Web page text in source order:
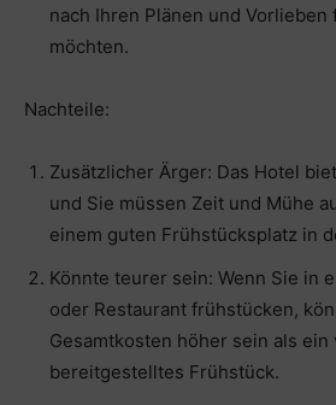
nach Ihren Plänen und Vorlieben
möchten.
Nachteile:
Zusätzlicher Ärger: Das Hotel
und Sie müssen Zeit und Mühe
einem guten Frühstücksplatz in
Könnte teurer sein: Wenn Sie in
oder Restaurant frühstücken,
Gesamtkosten höher sein als ein
bereitgestelltes Frühstück.